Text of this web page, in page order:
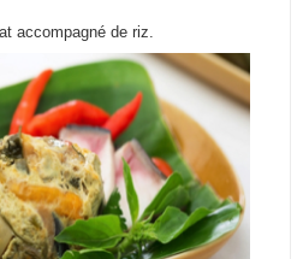
accompagné de riz.